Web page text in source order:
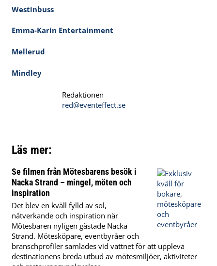
Westinbuss
Emma-Karin Entertainment
Mellerud
Mindley
Redaktionen
red@eventeffect.se
Läs mer:
Se filmen från Mötesbarens besök i
Nacka Strand – mingel, möten och
inspiration
Det blev en kväll fylld av sol,
nätverkande och inspiration när
Mötesbaren nyligen gästade Nacka
Strand. Mötesköpare, eventbyråer och
branschprofiler samlades vid vattnet för att uppleva
destinationens breda utbud av mötesmiljöer, aktiviteter